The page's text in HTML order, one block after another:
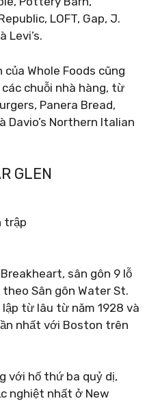
LOFT, Gap, J.
Levi’s.
Whole Foods cũng
chuỗi nhà hàng, từ
Panera Bread,
Davio’s Northern Italian
GLEN
trập
sân gôn 9 lỗ
Sân gôn Water St.
từ lâu từ năm 1928 và
nhất với Boston trên
với hố thứ ba quỷ dị,
nghiệt nhất ở New